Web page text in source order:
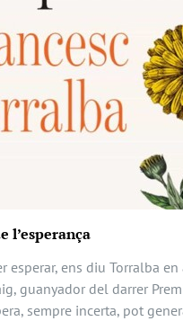
l’esperança
esperar, ens diu Torralba
guanyador del darrer
sempre incerta, pot